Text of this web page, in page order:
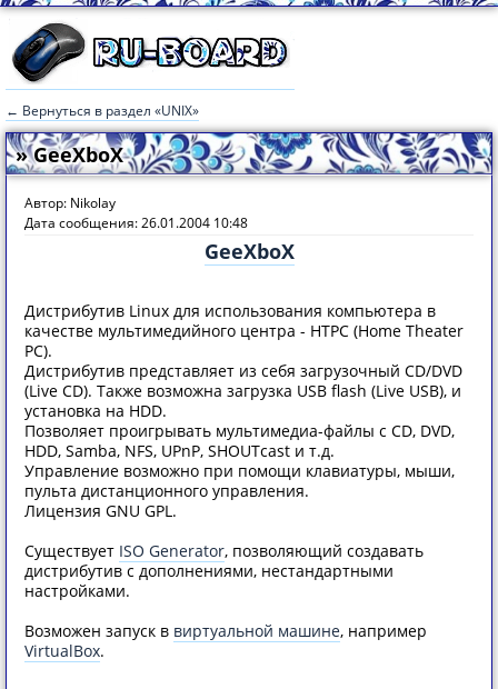
← Вернуться в раздел «UNIX»
» GeeXboX
Автор: Nikolay
Дата сообщения: 26.01.2004 10:48
GeeXboX
Дистрибутив Linux для использования компьютера в
качестве мультимедийного центра - HTPC (Home Theater
PC).
Дистрибутив представляет из себя загрузочный CD/DVD
(Live CD). Также возможна загрузка USB flash (Live USB), и
установка на HDD.
Позволяет проигрывать мультимедиа-файлы с CD, DVD,
HDD, Samba, NFS, UPnP, SHOUTcast и т.д.
Управление возможно при помощи клавиатуры, мыши,
пульта дистанционного управления.
Лицензия GNU GPL.
Существует ISO Generator, позволяющий создавать
дистрибутив с дополнениями, нестандартными
настройками.
Возможен запуск в виртуальной машине, например
VirtualBox.